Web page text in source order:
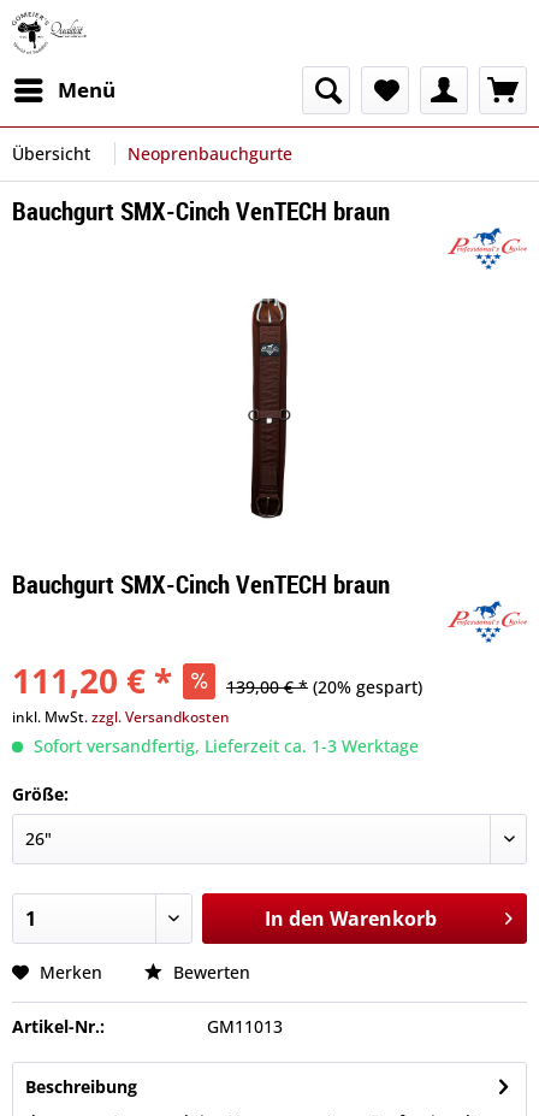
Menü
Übersicht Neoprenbauchgurte
Bauchgurt SMX-Cinch VenTECH braun
Bauchgurt SMX-Cinch VenTECH braun
111,20 € * 139,00 € * (20% gespart)
inkl. MwSt.zzgl. Versandkosten
Sofort versandfertig, Lieferzeit ca. 1-3 Werktage
Größe:
In den Warenkorb
Merken Bewerten
Artikel-Nr.: GM11013
Beschreibung